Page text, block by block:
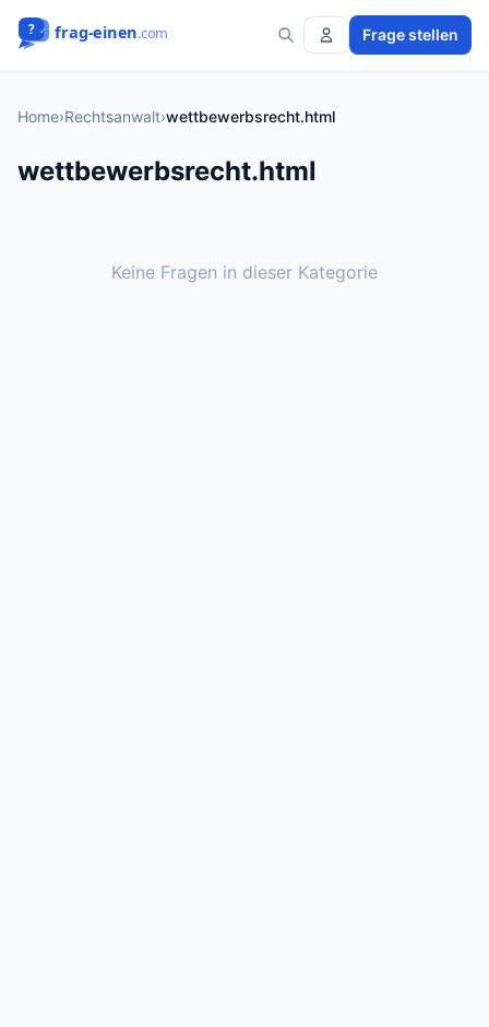
Frage stellen
Home›Rechtsanwalt›wettbewerbsrecht.html
wettbewerbsrecht.html
Keine Fragen in dieser Kategorie